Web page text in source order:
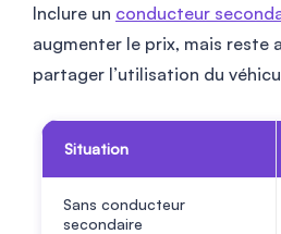
Inclure un conducteur
augmenter le prix, mais reste
partager l’utilisation du
Situation
Sans conducteur
secondaire